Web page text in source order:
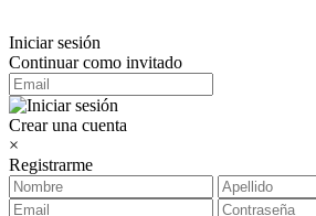
Iniciar sesión
Continuar como invitado
Crear una cuenta
×
Registrarme